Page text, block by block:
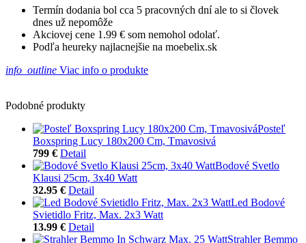
Termín dodania bol cca 5 pracovných dní ale to si človek
dnes už nepomôže
Akciovej cene 1.99 € som nemohol odolať.
Podľa heureky najlacnejšie na moebelix.sk
info_outline Viac info o produkte
Podobné produkty
Posteľ
Boxspring Lucy 180x200 Cm, Tmavosivá
799 € Detail
Bodové Svetlo
Klausi 25cm, 3x40 Watt
32.95 € Detail
Led Bodové
Svietidlo Fritz, Max. 2x3 Watt
13.99 € Detail
Strahler Bemmo